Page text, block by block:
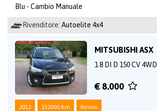
Blu - Cambio Manuale
Rivenditore: Autoelite 4x4
MITSUBISHI ASX
1.8 DI D 150 CV 4WD
€ 8.000
2012 132000 Km Rimini